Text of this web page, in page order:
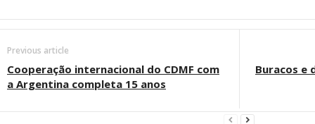
Previous article
Cooperação internacional do CDMF com
a Argentina completa 15 anos
Buracos e